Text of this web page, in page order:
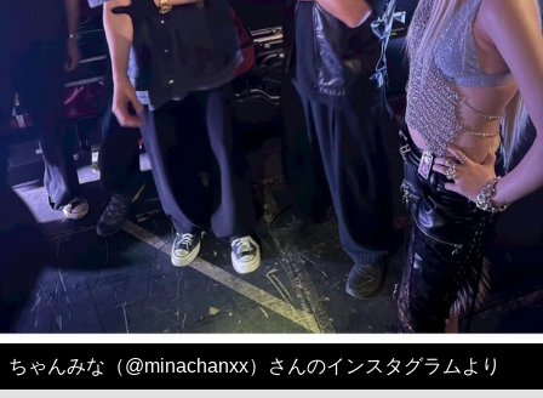
ちゃんみな（@minachanxx）さんのインスタグラムより